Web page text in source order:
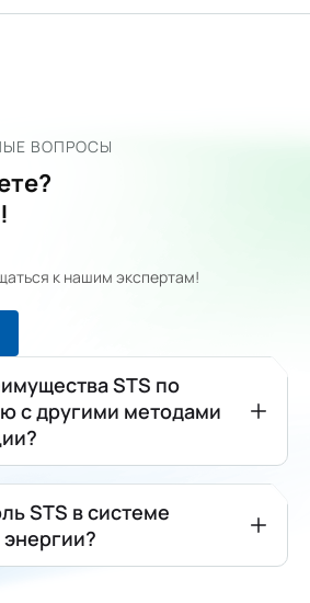
ВОПРОСЫ
к нашим экспертам!
STS по
с другими методами
STS в системе